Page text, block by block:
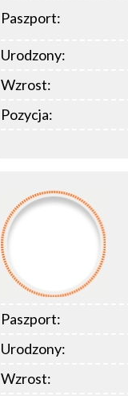
Paszport:
Urodzony:
Wzrost:
Pozycja:
Paszport:
Urodzony:
Wzrost: